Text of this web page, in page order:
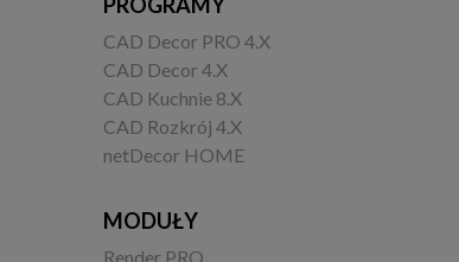
CAD Decor PRO 4.X
CAD Decor 4.X
CAD Kuchnie 8.X
CAD Rozkrój 4.X
netDecor HOME
MODUŁY
Render PRO